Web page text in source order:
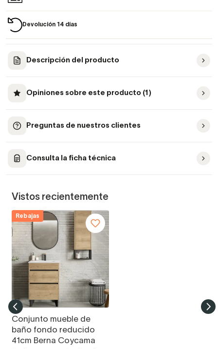
Devolución 14 días
Descripción del producto
Opiniones sobre este producto (1)
Preguntas de nuestros clientes
Consulta la ficha técnica
Vistos recientemente
Rebajas
Conjunto mueble de
baño fondo reducido
41cm Berna Coycama